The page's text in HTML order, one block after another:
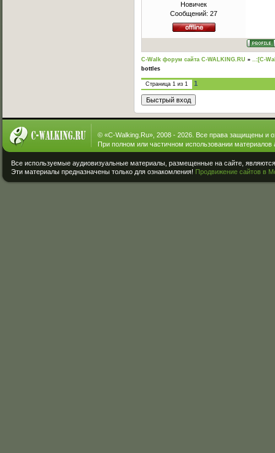
Новичек
Сообщений: 27
C-Walk форум сайта C-WALKING.RU » ..:[C-
bottles
Страница 1 из 1 1
© «C-Walking.Ru», 2008 - 2026. Все права защищены и
При полном или частичном использовании материалов
Все используемые аудиовизуальные материалы, размещенные на сайте,
Эти материалы предназначены только для ознакомления! Продвижение сайтов в